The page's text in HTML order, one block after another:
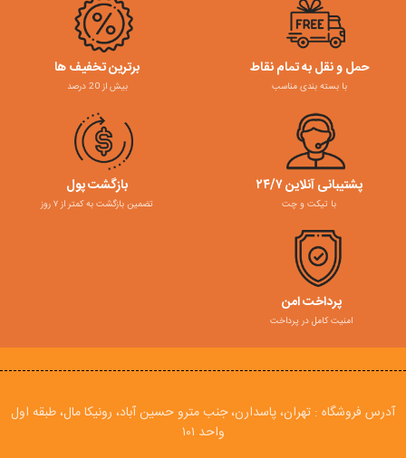
حمل و نقل به تمام نقاط
با بسته بندی مناسب
برترین تخفیف ها
بیش از 20 درصد
پشتیبانی آنلاین ۲۴/۷
با تیکت و چت
بازگشت پول
تضمین بازگشت به کمتر از ۷ روز
پرداخت امن
امنیت کامل در پرداخت
آدرس فروشگاه : تهران، پاسدارن، جنب مترو حسین آباد، رونیکا مال، طبقه اول
واحد ۱۰۱